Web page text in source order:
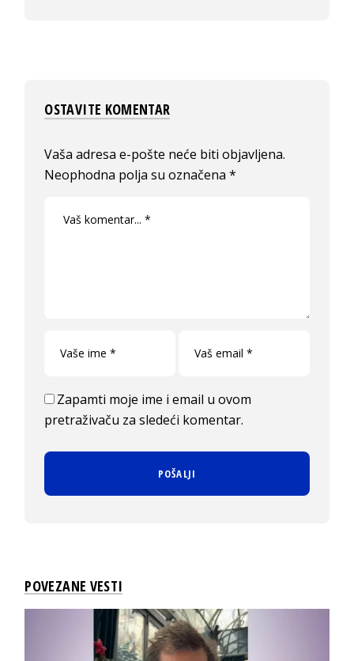
OSTAVITE KOMENTAR
Vaša adresa e-pošte neće biti objavljena.
Neophodna polja su označena*
Zapamti moje ime i email u ovom
pretraživaču za sledeći komentar.
POVEZANE VESTI